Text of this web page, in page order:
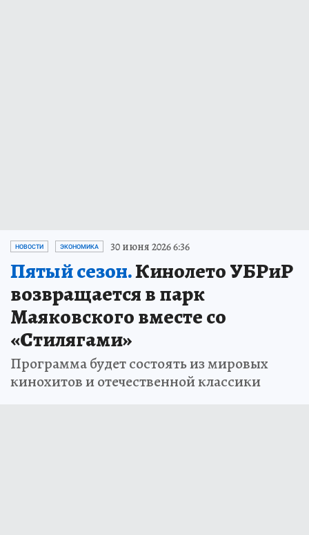
НОВОСТИ ЭКОНОМИКА 30 июня 2026 6:36
Пятый сезон.Кинолето УБРиР
возвращается в парк
Маяковского вместе со
«Стилягами»
Программа будет состоять из мировых
кинохитов и отечественной классики